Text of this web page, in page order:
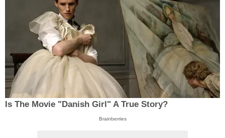
Is The Movie "Danish Girl" A True Story?
Brainberries